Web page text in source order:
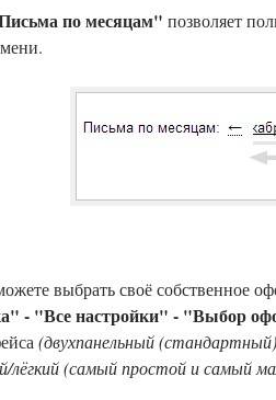
по месяцам" позволяет
выбрать своё собственное
- "Все настройки" - "Выбор
(двухпанельный
лёгкий (самый простой и самый